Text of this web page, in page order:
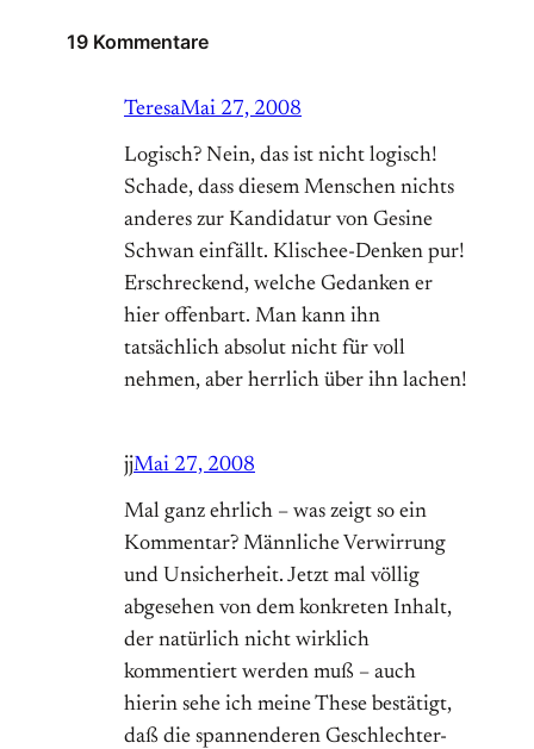
19 Kommentare
TeresaMai 27, 2008
Logisch? Nein, das ist nicht logisch!
Schade, dass diesem Menschen nichts
anderes zur Kandidatur von Gesine
Schwan einfällt. Klischee-Denken pur!
Erschreckend, welche Gedanken er
hier offenbart. Man kann ihn
tatsächlich absolut nicht für voll
nehmen, aber herrlich über ihn lachen!
jjMai 27, 2008
Mal ganz ehrlich – was zeigt so ein
Kommentar? Männliche Verwirrung
und Unsicherheit. Jetzt mal völlig
abgesehen von dem konkreten Inhalt,
der natürlich nicht wirklich
kommentiert werden muß – auch
hierin sehe ich meine These bestätigt,
daß die spannenderen Geschlechter-